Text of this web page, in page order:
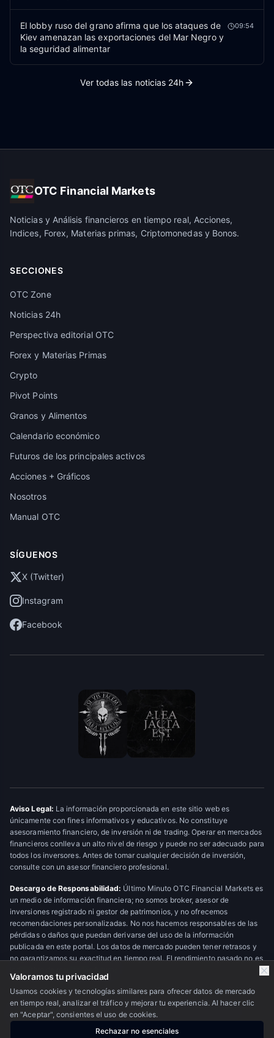
El lobby ruso del grano afirma que los ataques de
Kiev amenazan las exportaciones del Mar Negro y
la seguridad alimentar
09:54
Ver todas las noticias 24h
OTC Financial Markets
Noticias y Análisis financieros en tiempo real, Acciones,
Indices, Forex, Materias primas, Criptomonedas y Bonos.
SECCIONES
OTC Zone
Noticias 24h
Perspectiva editorial OTC
Forex y Materias Primas
Crypto
Pivot Points
Granos y Alimentos
Calendario económico
Futuros de los principales activos
Acciones + Gráficos
Nosotros
Manual OTC
SÍGUENOS
X (Twitter)
Instagram
Facebook
Aviso Legal: La información proporcionada en este sitio web es
únicamente con fines informativos y educativos. No constituye
asesoramiento financiero, de inversión ni de trading. Operar en mercados
financieros conlleva un alto nivel de riesgo y puede no ser adecuado para
todos los inversores. Antes de tomar cualquier decisión de inversión,
consulte con un asesor financiero profesional.
Descargo de Responsabilidad: Último Minuto OTC Financial Markets es
un medio de información financiera; no somos broker, asesor de
inversiones registrado ni gestor de patrimonios, y no ofrecemos
recomendaciones personalizadas. No nos hacemos responsables de las
pérdidas o daños que puedan derivarse del uso de la información
publicada en este portal. Los datos de mercado pueden tener retrasos y
no garantizamos su exactitud en tiempo real. El rendimiento pasado no es
© 2026 Último Minuto OTC Financial Markets. Todos los derechos
reservados.
Escudo OTC
Valoramos tu privacidad
Usamos cookies y tecnologías similares para ofrecer datos de mercado
en tiempo real, analizar el tráfico y mejorar tu experiencia. Al hacer clic
en "Aceptar", consientes el uso de cookies.
Rechazar no esenciales